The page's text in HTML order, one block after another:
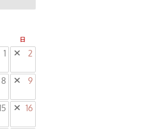
日
1 × 2
8 × 9
× 16